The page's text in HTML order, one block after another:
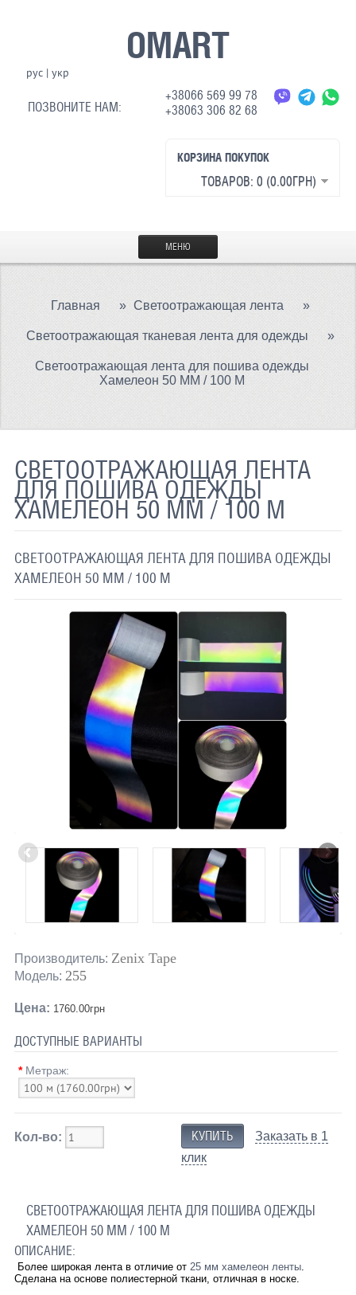
OMART
рус| укр
ПОЗВОНИТЕ НАМ:
+38066 569 99 78
+38063 306 82 68
КОРЗИНА ПОКУПОК
ТОВАРОВ: 0 (0.00ГРН)
МЕНЮ
МАТЕРИАЛЫ
СВЕТООТРАЖАЮЩАЯ ТКАНЬ
ТЕРМОХРОМНАЯ ТКАНЬ
СВЕТООТРАЖАЮЩИЕ ДОРОЖНЫЕ ЗНАКИ
СВЕТООТРАЖАЮЩАЯ КРАСКА
ПРИМЕНЕНИЕ
СВЯЗАТЬСЯ С НАМИ
Главная » Светоотражающая лента »
Светоотражающая тканевая лента для одежды »
Светоотражающая лента для пошива одежды
Хамелеон 50 ММ / 100 М
СВЕТООТРАЖАЮЩАЯ ЛЕНТА
ДЛЯ ПОШИВА ОДЕЖДЫ
ХАМЕЛЕОН 50 ММ / 100 М
СВЕТООТРАЖАЮЩАЯ ЛЕНТА ДЛЯ ПОШИВА ОДЕЖДЫ
ХАМЕЛЕОН 50 ММ / 100 М
Производитель: Zenix Tape
Модель: 255
Цена: 1760.00грн
ДОСТУПНЫЕ ВАРИАНТЫ
* Метраж:
Кол-во:
Заказать в 1
клик
СВЕТООТРАЖАЮЩАЯ ЛЕНТА ДЛЯ ПОШИВА ОДЕЖДЫ
ХАМЕЛЕОН 50 ММ / 100 М
ОПИСАНИЕ:
Более широкая лента в отличие от 25 мм хамелеон ленты.
Сделана на основе полиестерной ткани, отличная в носке.